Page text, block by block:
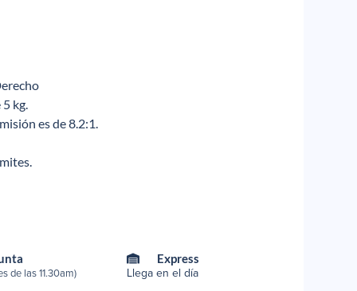
kg.
es de 8.2:1.
de las 11.30am)
Express
Llega en el día